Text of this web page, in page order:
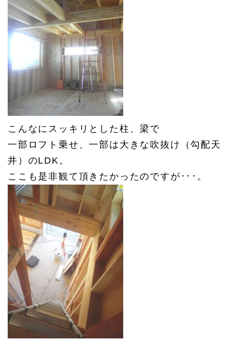
こんなにスッキリとした柱、梁で
一部ロフト乗せ、一部は大きな吹抜け（勾配天
井）のLDK。
ここも是非観て頂きたかったのですが･･･。